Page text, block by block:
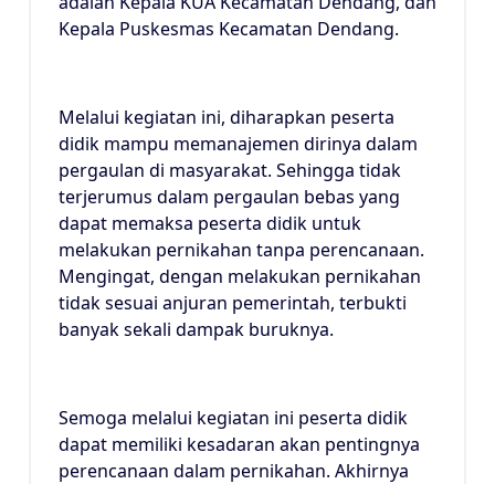
Kepala Puskesmas Kecamatan Dendang.
Melalui kegiatan ini, diharapkan peserta
didik mampu memanajemen dirinya dalam
pergaulan di masyarakat. Sehingga tidak
terjerumus dalam pergaulan bebas yang
dapat memaksa peserta didik untuk
melakukan pernikahan tanpa perencanaan.
Mengingat, dengan melakukan pernikahan
tidak sesuai anjuran pemerintah, terbukti
banyak sekali dampak buruknya.
Semoga melalui kegiatan ini peserta didik
dapat memiliki kesadaran akan pentingnya
perencanaan dalam pernikahan. Akhirnya